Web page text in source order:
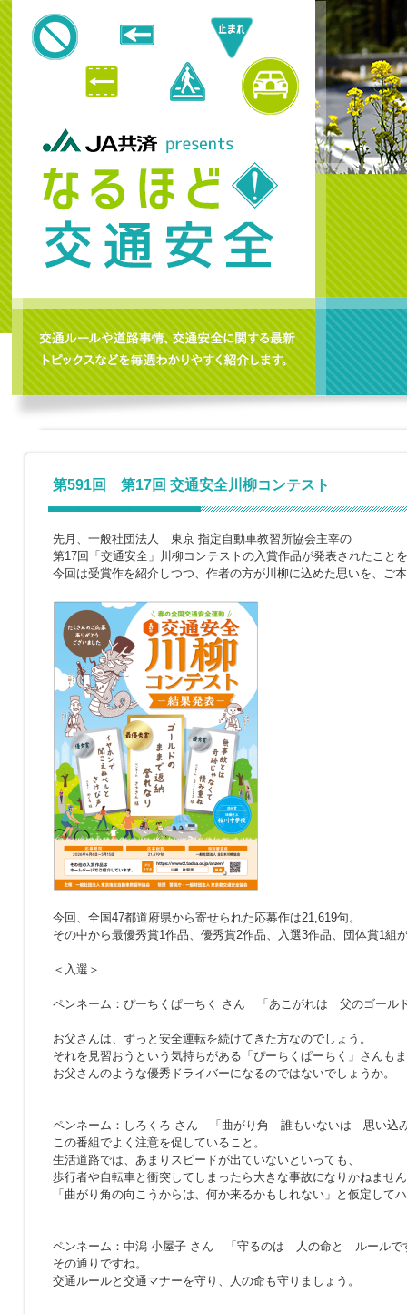
第591回 第17回 交通安全川柳コンテスト
先月、一般社団法人 東京 指定自動車教習所協会主宰の
第17回「交通安全」川柳コンテストの入賞作品が発表されたこと
今回は受賞作を紹介しつつ、作者の方が川柳に込めた思いを、ご
今回、全国47都道府県から寄せられた応募作は21,619句。
その中から最優秀賞1作品、優秀賞2作品、入選3作品、団体賞1組
＜入選＞
ペンネーム：ぴーちくぱーちく さん 「あこがれは 父のゴール
お父さんは、ずっと安全運転を続けてきた方なのでしょう。
それを見習おうという気持ちがある「ぴーちくぱーちく」さんも
お父さんのような優秀ドライバーになるのではないでしょうか。
ペンネーム：しろくろ さん
「曲がり角 誰もいないは 思い込
この番組でよく注意を促していること。
生活道路では、あまりスピードが出ていないといっても、
歩行者や自転車と衝突してしまったら大きな事故になりかねませ
「曲がり角の向こうからは、何か来るかもしれない」と仮定して
ペンネーム：中潟 小屋子 さん 「 守るのは 人の命と ルールで
その通りですね。
交通ルールと交通マナーを守り、人の命も守りましょう。